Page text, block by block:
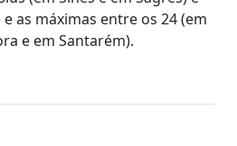
as máximas entre os 24 (em
e em Santarém).